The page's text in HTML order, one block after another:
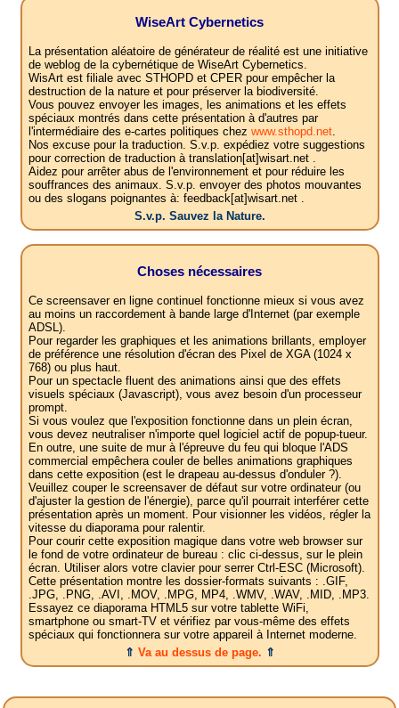
WiseArt Cybernetics
La présentation aléatoire de générateur de réalité est une initiative
de weblog de la cybernétique de WiseArt Cybernetics.
WisArt est filiale avec STHOPD et CPER pour empêcher la
destruction de la nature et pour préserver la biodiversité.
Vous pouvez envoyer les images, les animations et les effets
spéciaux montrés dans cette présentation à d'autres par
l'intermédiaire des e-cartes politiques chez www.sthopd.net.
Nos excuse pour la traduction. S.v.p. expédiez votre suggestions
pour correction de traduction à translation[at]wisart.net .
Aidez pour arrêter abus de l'environnement et pour réduire les
souffrances des animaux. S.v.p. envoyer des photos mouvantes
ou des slogans poignantes à: feedback[at]wisart.net .
S.v.p. Sauvez la Nature.
Choses nécessaires
Ce screensaver en ligne continuel fonctionne mieux si vous avez
au moins un raccordement à bande large d'Internet (par exemple
ADSL).
Pour regarder les graphiques et les animations brillants, employer
de préférence une résolution d'écran des Pixel de XGA (1024 x
768) ou plus haut.
Pour un spectacle fluent des animations ainsi que des effets
visuels spéciaux (Javascript), vous avez besoin d'un processeur
prompt.
Si vous voulez que l'exposition fonctionne dans un plein écran,
vous devez neutraliser n'importe quel logiciel actif de popup-tueur.
En outre, une suite de mur à l'épreuve du feu qui bloque l'ADS
commercial empêchera couler de belles animations graphiques
dans cette exposition (est le drapeau au-dessus d'onduler ?).
Veuillez couper le screensaver de défaut sur votre ordinateur (ou
d'ajuster la gestion de l'énergie), parce qu'il pourrait interférer cette
présentation après un moment. Pour visionner les vidéos, régler la
vitesse du diaporama pour ralentir.
Pour courir cette exposition magique dans votre web browser sur
le fond de votre ordinateur de bureau : clic ci-dessus, sur le plein
écran. Utiliser alors votre clavier pour serrer Ctrl-ESC (Microsoft).
Cette présentation montre les dossier-formats suivants : .GIF,
.JPG, .PNG, .AVI, .MOV, .MPG, MP4, .WMV, .WAV, .MID, .MP3.
Essayez ce diaporama HTML5 sur votre tablette WiFi,
smartphone ou smart-TV et vérifiez par vous-même des effets
spéciaux qui fonctionnera sur votre appareil à Internet moderne.
⇑ Va au dessus de page. ⇑